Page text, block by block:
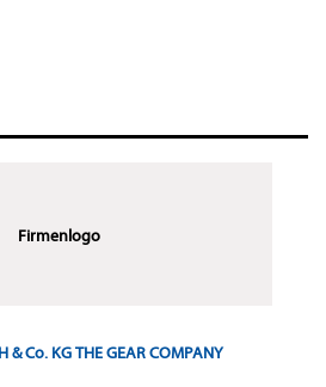
Firmenlogo
Co. KG THE GEAR COMPANY